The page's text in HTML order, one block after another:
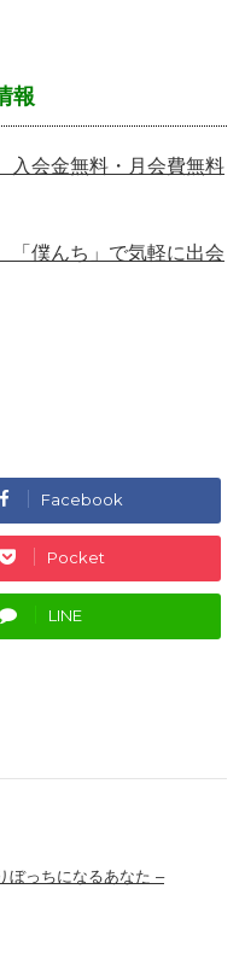
報
入会金無料・月会費無料
「僕んち」で気軽に出会
Facebook
Pocket
LINE
ぼっちになるあなた –